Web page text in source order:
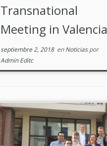
Transnational
Meeting in Valencia
septiembre 2, 2018enNoticiaspor
Admin Editc